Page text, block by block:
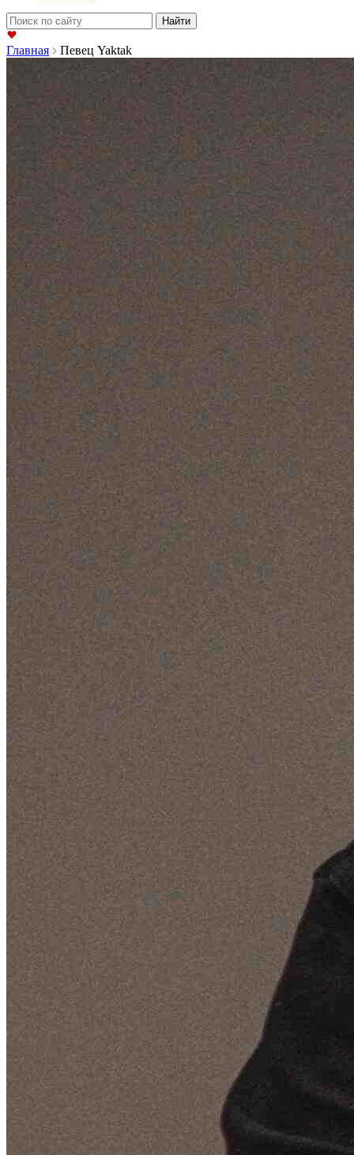
Найти:
Главная Певец Yaktak